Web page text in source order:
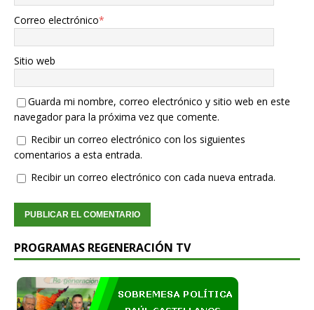
Correo electrónico*
Sitio web
Guarda mi nombre, correo electrónico y sitio web en este
navegador para la próxima vez que comente.
Recibir un correo electrónico con los siguientes
comentarios a esta entrada.
Recibir un correo electrónico con cada nueva entrada.
PROGRAMAS REGENERACIÓN TV